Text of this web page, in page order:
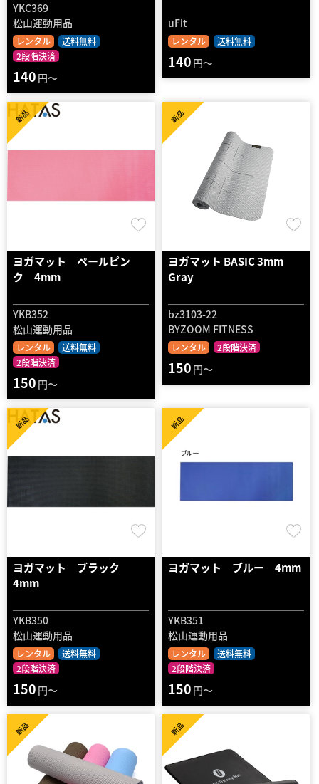
YKC369
松山運動用品
レンタル
送料無料
2段階決済
140 円～
uFit
レンタル 送料無料
140 円～
ヨガマット ペールピン
ク 4mm
YKB352
松山運動用品
レンタル
送料無料
2段階決済
新品
150 円～
ヨガマット BASIC 3mm
Gray
bz3103-22
BYZOOM FITNESS
レンタル 2段階決済
新品
150 円～
ヨガマット ブラック
4mm
YKB350
松山運動用品
レンタル
送料無料
2段階決済
新品
150 円～
ヨガマット ブルー 4mm
YKB351
松山運動用品
レンタル
送料無料
2段階決済
新品
150 円～
新品 新品